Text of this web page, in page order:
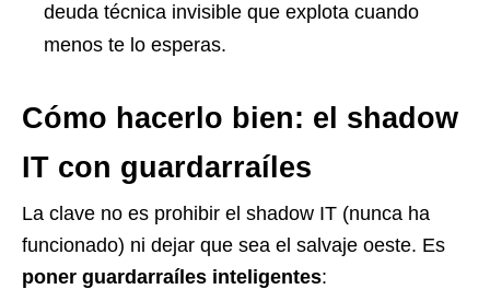
deuda técnica invisible que explota cuando
menos te lo esperas.
Cómo hacerlo bien: el shadow
IT con guardarraíles
La clave no es prohibir el shadow IT (nunca ha
funcionado) ni dejar que sea el salvaje oeste. Es
poner guardarraíles inteligentes: